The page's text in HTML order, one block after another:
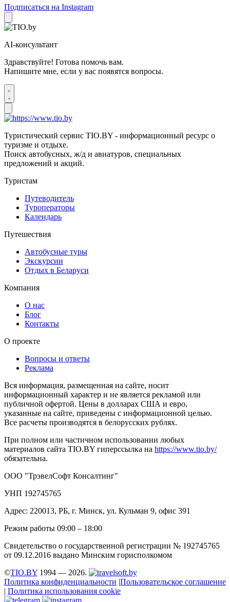
Подписаться на Instagram
AI-консультант
Здравствуйте! Готова помочь вам.
Напишите мне, если у вас появятся вопросы.
Туристический сервис TIO.BY - информационный ресурс о
туризме и отдыхе.
Поиск автобусных, ж/д и авиатуров, специальных
предложений и акций.
Туристам
Путеводитель
Туроператоры
Календарь
Путешествия
Автобусные туры
Экскурсии
Отдых в Беларуси
Компания
О нас
Блог
Контакты
О проекте
Вопросы и ответы
Реклама
Вся информация, размещенная на сайте, носит
информационный характер и не является рекламой или
публичной офертой. Цены в долларах США и евро,
указанные на сайте, приведены с информационной целью.
Все расчеты производятся в белорусских рублях.
При полном или частичном использовании любых
материалов сайта TIO.BY гиперссылка на https://www.tio.by/
обязательна.
ООО "ТрэвелСофт Консалтинг"
УНП 192745765
Адрес: 220013, РБ, г. Минск, ул. Кульман 9, офис 391
Режим работы 09:00 – 18:00
Свидетельство о государственной регистрации № 192745765
от 09.12.2016 выдано Минским горисполкомом
©TIO.BY 1994 — 2026.
Политика конфиденциальности |Пользовательское соглашение
| Политика использования cookie